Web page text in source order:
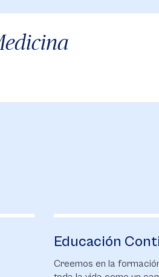
Educación
Creemos en la